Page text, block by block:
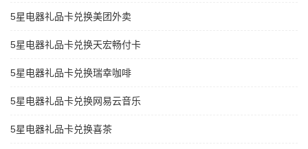
5星电器礼品卡兑换美团外卖
5星电器礼品卡兑换天宏畅付卡
5星电器礼品卡兑换瑞幸咖啡
5星电器礼品卡兑换网易云音乐
5星电器礼品卡兑换喜茶